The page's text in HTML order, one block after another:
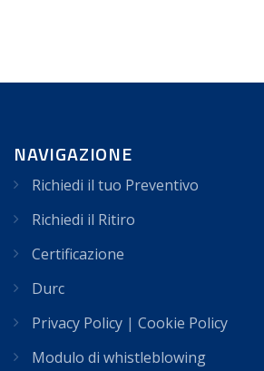
NAVIGAZIONE
Richiedi il tuo Preventivo
Richiedi il Ritiro
Certificazione
Durc
Privacy Policy | Cookie Policy
Modulo di whistleblowing